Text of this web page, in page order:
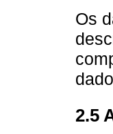
Os
2.5